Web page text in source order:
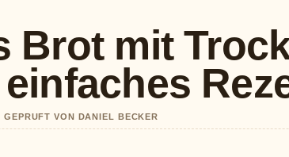
Brot mit
VON DANIEL BECKER